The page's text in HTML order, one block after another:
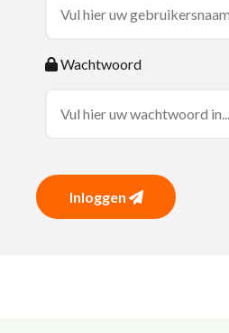
Wachtwoord
Inloggen